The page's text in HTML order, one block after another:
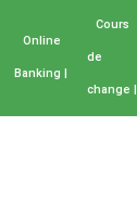
Online
Banking |
Cours
de
change |